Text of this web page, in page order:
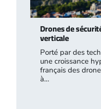
Drones de
verticale
Porté par des
une croissance
français des
à…